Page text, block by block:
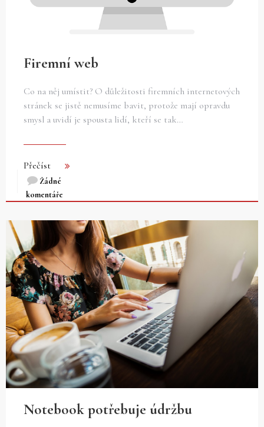
Firemní web
Co na něj umístit? O důležitosti firemních internetových
stránek se jistě nemusíme bavit, protože mají opravdu
smysl a uvidí je spousta lidí, kteří se tak…
Přečíst
Žádné
komentáře
Notebook potřebuje údržbu